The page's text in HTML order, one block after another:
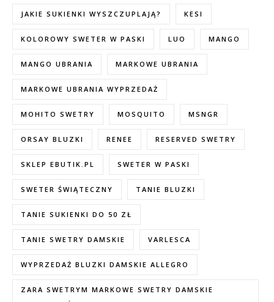
JAKIE SUKIENKI WYSZCZUPLAJĄ? KESI
KOLOROWY SWETER W PASKI LUO MANGO
MANGO UBRANIA MARKOWE UBRANIA
MARKOWE UBRANIA WYPRZEDAŻ
MOHITO SWETRY MOSQUITO MSNGR
ORSAY BLUZKI RENEE RESERVED SWETRY
SKLEP EBUTIK.PL SWETER W PASKI
SWETER ŚWIĄTECZNY TANIE BLUZKI
TANIE SUKIENKI DO 50 ZŁ
TANIE SWETRY DAMSKIE VARLESCA
WYPRZEDAŻ BLUZKI DAMSKIE ALLEGRO
ZARA SWETRYM MARKOWE SWETRY DAMSKIE